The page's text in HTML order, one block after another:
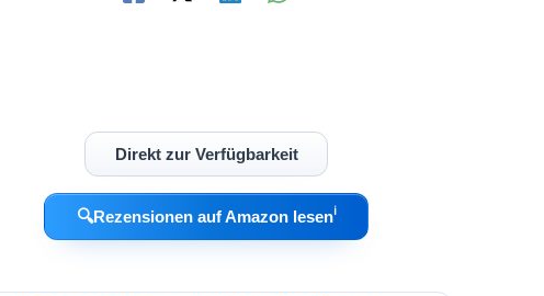
Direkt zur Verfügbarkeit
🔍Rezensionen auf Amazon lesenℹ︎